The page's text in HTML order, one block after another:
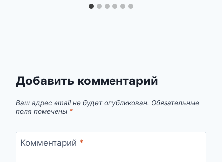
Добавить комментарий
Ваш адрес email не будет опубликован. Обязательные
поля помечены *
Комментарий *